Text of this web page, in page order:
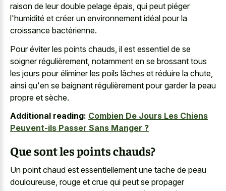
raison de leur double pelage épais, qui peut piéger
l'humidité et créer un environnement idéal pour la
croissance bactérienne.
Pour éviter les points chauds, il est essentiel de se
soigner régulièrement, notamment en se brossant tous
les jours pour éliminer les poils lâches et réduire la chute,
ainsi qu'en se baignant régulièrement pour garder la peau
propre et sèche.
Additional reading: Combien De Jours Les Chiens
Peuvent-ils Passer Sans Manger ?
Que sont les points chauds?
Un point chaud est essentiellement une tache de peau
douloureuse, rouge et crue qui peut se propager